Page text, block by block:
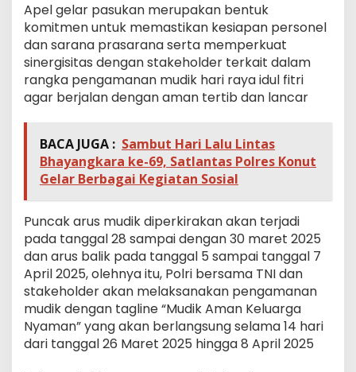
Apel gelar pasukan merupakan bentuk
komitmen untuk memastikan kesiapan personel
dan sarana prasarana serta memperkuat
sinergisitas dengan stakeholder terkait dalam
rangka pengamanan mudik hari raya idul fitri
agar berjalan dengan aman tertib dan lancar
BACA JUGA : Sambut Hari Lalu Lintas
Bhayangkara ke-69, Satlantas Polres Konut
Gelar Berbagai Kegiatan Sosial
Puncak arus mudik diperkirakan akan terjadi
pada tanggal 28 sampai dengan 30 maret 2025
dan arus balik pada tanggal 5 sampai tanggal 7
April 2025, olehnya itu, Polri bersama TNI dan
stakeholder akan melaksanakan pengamanan
mudik dengan tagline “Mudik Aman Keluarga
Nyaman” yang akan berlangsung selama 14 hari
dari tanggal 26 Maret 2025 hingga 8 April 2025